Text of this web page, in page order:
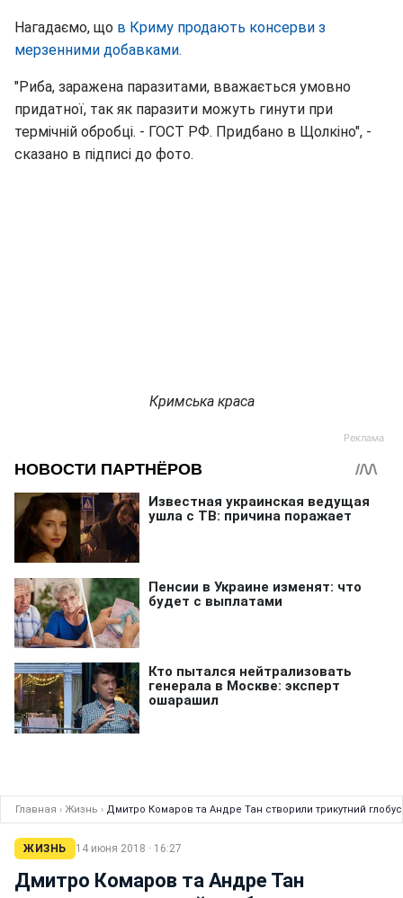
Нагадаємо, що в Криму продають консерви з
мерзенними добавками.
"Риба, заражена паразитами, вважається умовно
придатної, так як паразити можуть гинути при
термічній обробці. - ГОСТ РФ. Придбано в Щолкіно", -
сказано в підписі до фото.
Кримська краса
Главная › Жизнь › Дмитро Комаров та Андре Тан створили трикутний
ЖИЗНЬ 14 июня 2018 · 16:27
Дмитро Комаров та Андре Тан